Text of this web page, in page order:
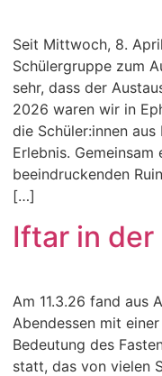
Seit Mittwoch, 8.
Schülergruppe zum
sehr, dass der
2026 waren wir in
die Schüler:innen
Erlebnis.
beeindruckenden
[…]
Iftar in der
Am 11.3.26 fand aus
Abendessen mit
Bedeutung des
statt, das von vielen